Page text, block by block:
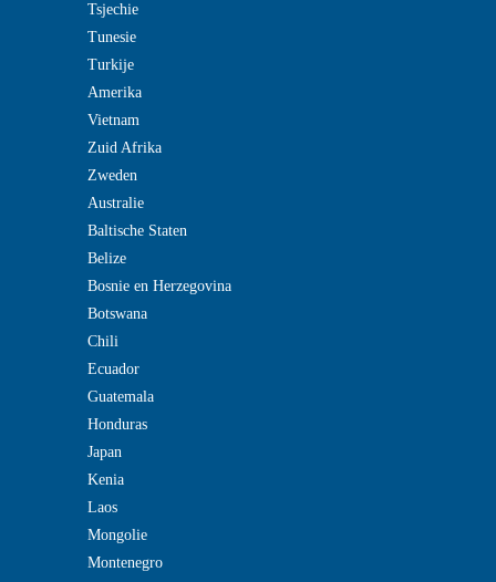
Tsjechie
Tunesie
Turkije
Amerika
Vietnam
Zuid Afrika
Zweden
Australie
Baltische Staten
Belize
Bosnie en Herzegovina
Botswana
Chili
Ecuador
Guatemala
Honduras
Japan
Kenia
Laos
Mongolie
Montenegro